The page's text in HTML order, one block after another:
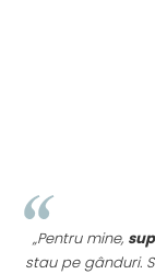
„Pentru mine,
stau pe gânduri.